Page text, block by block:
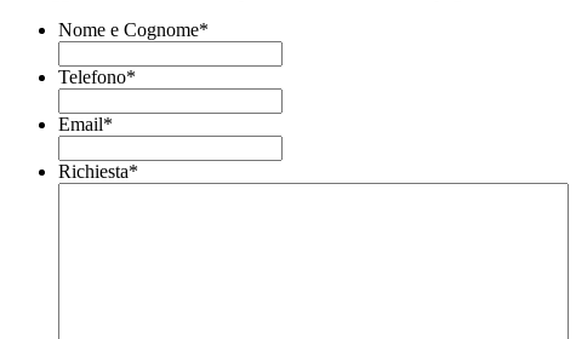
Nome e Cognome*
Telefono*
Email*
Richiesta*